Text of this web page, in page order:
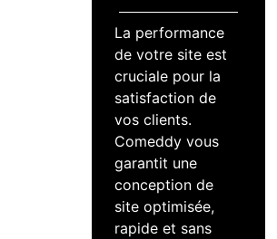
La performance
de votre site est
cruciale pour la
satisfaction de
vos clients.
Comeddy vous
garantit une
conception de
site optimisée,
rapide et sans